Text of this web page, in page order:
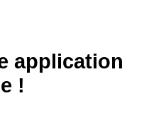
application
!